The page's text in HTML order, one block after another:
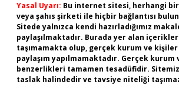
Yasal Uyarı: Bu internet sitesi, herhangi
veya şahıs şirketi ile hiçbir bağlantısı
Sitede yalnızca kendi hazırladığımız
paylaşılmaktadır. Burada yer alan
taşımamakta olup, gerçek kurum ve kişiler
paylaşım yapılmamaktadır. Gerçek
benzerlikleri tamamen tesadüfidir.
taslak halindedir ve tavsiye niteliği